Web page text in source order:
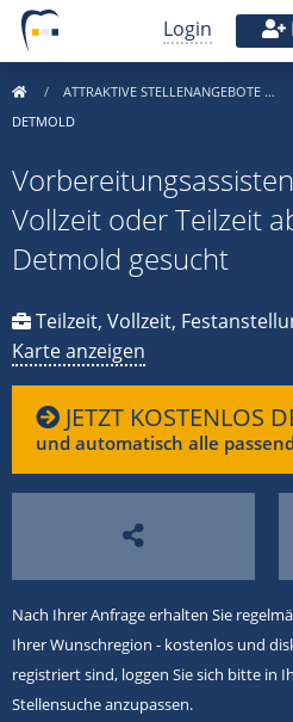
Login
ATTRAKTIVE STELLENANGEBOTE …
DETMOLD
Vollzeit oder Teilzeit
Detmold gesucht
Teilzeit, Vollzeit,
Karte anzeigen
JETZT KOSTENLOS
und automatisch alle
Nach Ihrer Anfrage erhalten Sie
Ihrer Wunschregion - kostenlos und
registriert sind, loggen Sie sich bitte in
Stellensuche anzupassen.